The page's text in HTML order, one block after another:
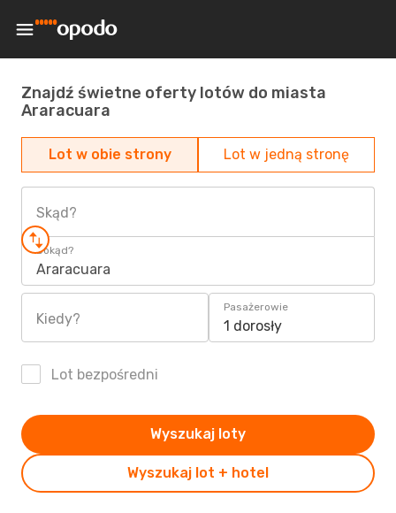
Znajdź świetne oferty lotów do miasta
Araracuara
Lot w obie strony Lot w jedną stronę
Skąd?
Dokąd?
Araracuara
Kiedy?
Pasażerowie
1 dorosły
Lot bezpośredni
Wyszukaj lot + hotel
Wyszukaj loty